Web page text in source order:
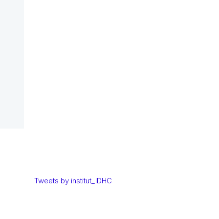
Tweets by institut_IDHC